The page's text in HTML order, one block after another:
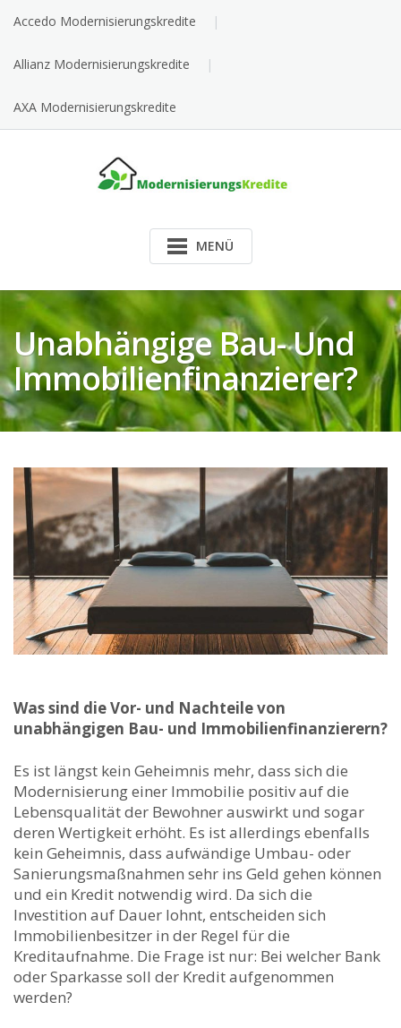
Accedo Modernisierungskredite
Allianz Modernisierungskredite
AXA Modernisierungskredite
MENÜ
Unabhängige Bau- Und
Immobilienfinanzierer?
Was sind die Vor- und Nachteile von
unabhängigen Bau- und Immobilienfinanzierern?
Es ist längst kein Geheimnis mehr, dass sich die
Modernisierung einer Immobilie positiv auf die
Lebensqualität der Bewohner auswirkt und sogar
deren Wertigkeit erhöht. Es ist allerdings ebenfalls
kein Geheimnis, dass aufwändige Umbau- oder
Sanierungsmaßnahmen sehr ins Geld gehen können
und ein Kredit notwendig wird. Da sich die
Investition auf Dauer lohnt, entscheiden sich
Immobilienbesitzer in der Regel für die
Kreditaufnahme. Die Frage ist nur: Bei welcher Bank
oder Sparkasse soll der Kredit aufgenommen
werden?